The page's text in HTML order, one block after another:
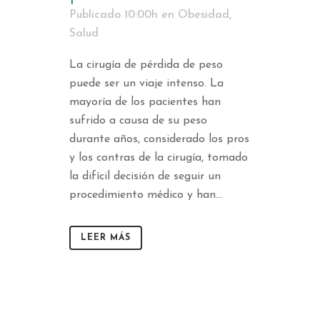
Publicado 10:00h en Obesidad ,
Salud
La cirugía de pérdida de peso
puede ser un viaje intenso. La
mayoría de los pacientes han
sufrido a causa de su peso
durante años, considerado los pros
y los contras de la cirugía, tomado
la difícil decisión de seguir un
procedimiento médico y han...
LEER MÁS